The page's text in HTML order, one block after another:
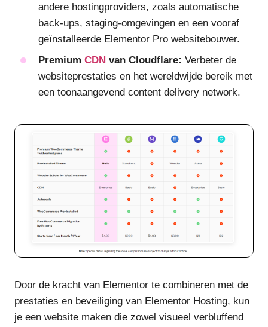
andere hostingproviders, zoals automatische
back-ups, staging-omgevingen en een vooraf
geïnstalleerde Elementor Pro websitebouwer.
Premium CDN van Cloudflare: Verbeter de
websiteprestaties en het wereldwijde bereik met
een toonaangevend content delivery network.
Door de kracht van Elementor te combineren met de
prestaties en beveiliging van Elementor Hosting, kun
je een website maken die zowel visueel verbluffend